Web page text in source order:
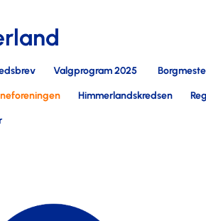
Valgprogram 2025
Himmerlandskredsen